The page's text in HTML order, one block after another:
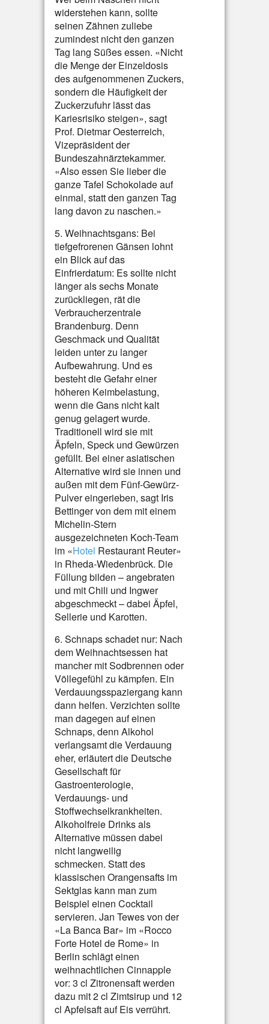
widerstehen kann, sollte
seinen Zähnen zuliebe
zumindest nicht den ganzen
Tag lang Süßes essen. «Nicht
die Menge der Einzeldosis
des aufgenommenen Zuckers,
sondern die Häufigkeit der
Zuckerzufuhr lässt das
Kariesrisiko steigen», sagt
Prof. Dietmar Oesterreich,
Vizepräsident der
Bundeszahnärztekammer.
«Also essen Sie lieber die
ganze Tafel Schokolade auf
einmal, statt den ganzen Tag
lang davon zu naschen.»
5. Weihnachtsgans: Bei
tiefgefrorenen Gänsen lohnt
ein Blick auf das
Einfrierdatum: Es sollte nicht
länger als sechs Monate
zurückliegen, rät die
Verbraucherzentrale
Brandenburg. Denn
Geschmack und Qualität
leiden unter zu langer
Aufbewahrung. Und es
besteht die Gefahr einer
höheren Keimbelastung,
wenn die Gans nicht kalt
genug gelagert wurde.
Traditionell wird sie mit
Äpfeln, Speck und Gewürzen
gefüllt. Bei einer asiatischen
Alternative wird sie innen und
außen mit dem Fünf-Gewürz-
Pulver eingerieben, sagt Iris
Bettinger von dem mit einem
Michelin-Stern
ausgezeichneten Koch-Team
im «Hotel Restaurant Reuter»
in Rheda-Wiedenbrück. Die
Füllung bilden – angebraten
und mit Chili und Ingwer
abgeschmeckt – dabei Äpfel,
Sellerie und Karotten.
6. Schnaps schadet nur: Nach
dem Weihnachtsessen hat
mancher mit Sodbrennen oder
Völlegefühl zu kämpfen. Ein
Verdauungsspaziergang kann
dann helfen. Verzichten sollte
man dagegen auf einen
Schnaps, denn Alkohol
verlangsamt die Verdauung
eher, erläutert die Deutsche
Gesellschaft für
Gastroenterologie,
Verdauungs- und
Stoffwechselkrankheiten.
Alkoholfreie Drinks als
Alternative müssen dabei
nicht langweilig
schmecken. Statt des
klassischen Orangensafts im
Sektglas kann man zum
Beispiel einen Cocktail
servieren. Jan Tewes von der
«La Banca Bar» im «Rocco
Forte Hotel de Rome» in
Berlin schlägt einen
weihnachtlichen Cinnapple
vor: 3 cl Zitronensaft werden
dazu mit 2 cl Zimtsirup und 12
cl Apfelsaft auf Eis verrührt.